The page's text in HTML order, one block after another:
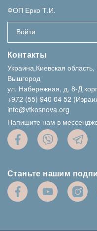
ФОП Ерко Т.И.
Войти
Контакты
Украина,Киевская
Вышгород
ул. Набережная, д. 8-Д
+972 (55) 940 04 52
info@vtkosnova.org
Напишите нам в
Станьте нашим